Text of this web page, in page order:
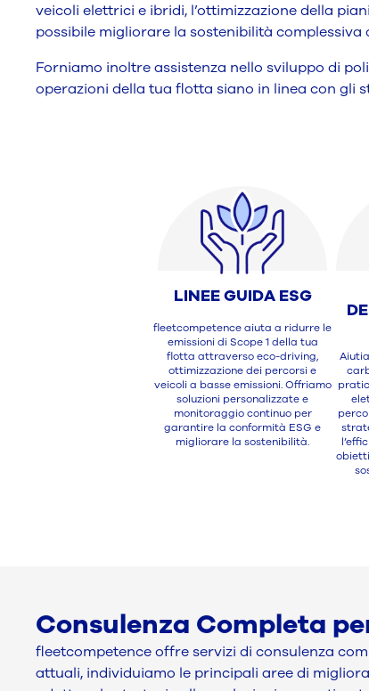
veicoli elettrici e ibridi, l’ottimizzazione della
possibile migliorare la sostenibilità complessiva
Forniamo inoltre assistenza nello sviluppo di
operazioni della tua flotta siano in linea con gli
LINEE GUIDA ESG
fleetcompetence aiuta a ridurre le
emissioni di Scope 1 della tua
flotta attraverso eco-driving,
ottimizzazione dei percorsi e
veicoli a basse emissioni. Offriamo
soluzioni personalizzate e
monitoraggio continuo per
garantire la conformità ESG e
migliorare la sostenibilità.
Consulenza Completa
fleetcompetence offre servizi di consulenza
attuali, individuiamo le principali aree di